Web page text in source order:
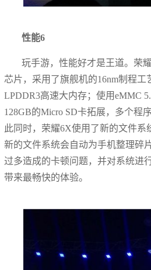
性能6
玩手游，性能好才是王道。荣
芯片，采用了旗舰机的16nm制程工
LPDDR3高速大内存；使用eMMC
128GB的Micro SD卡拓展，多个程
此同时，荣耀6X使用了新的文件系
新的文件系统会自动为手机整理碎
过多造成的卡顿问题，并对系统进
带来最畅快的体验。